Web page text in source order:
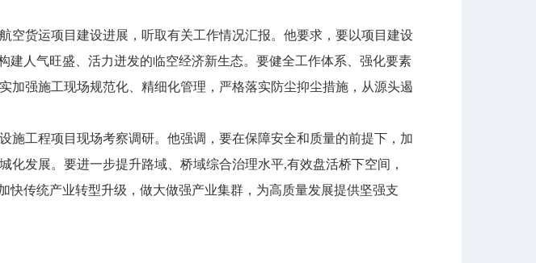
货运项目建设进展，听取有关工作情况汇报。他要求，要以项目建设
建人气旺盛、活力迸发的临空经济新生态。要健全工作体系、强化要素
强施工现场规范化、精细化管理，严格落实防尘抑尘措施，从源头遏
工程项目现场考察调研。他强调，要在保障安全和质量的前提下，加
发展。要进一步提升路域、桥域综合治理水平,有效盘活桥下空间，
传统产业转型升级，做大做强产业集群，为高质量发展提供坚强支